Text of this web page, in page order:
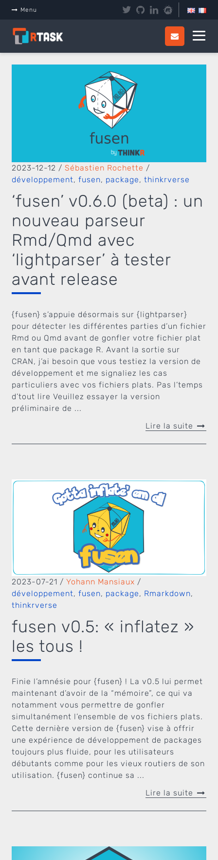
Menu
2023-12-12 / Sébastien Rochette /
développement, fusen, package, thinkrverse
‘fusen’ v0.6.0 (beta) : un
nouveau parseur
Rmd/Qmd avec
‘lightparser’ à tester
avant release
{fusen} s’appuie désormais sur {lightparser}
pour détecter les différentes parties d’un fichier
Rmd ou Qmd avant de gonfler votre fichier plat
en tant que package R. Avant la sortie sur
CRAN, j’ai besoin que vous testiez la version de
développement et me signaliez les cas
particuliers avec vos fichiers plats. Pas l’temps
d’tout lire Veuillez essayer la version
préliminaire de ...
Lire la suite
2023-07-21 / Yohann Mansiaux /
développement, fusen, package, Rmarkdown,
thinkrverse
fusen v0.5: « inflatez »
les tous !
Finie l’amnésie pour {fusen} ! La v0.5 lui permet
maintenant d’avoir de la “mémoire”, ce qui va
notamment vous permettre de gonfler
simultanément l’ensemble de vos fichiers plats.
Cette dernière version de {fusen} vise à offrir
une expérience de développement de packages
toujours plus fluide, pour les utilisateurs
débutants comme pour les vieux routiers de son
utilisation. {fusen} continue sa ...
Lire la suite
Panneau de gestion des cookies